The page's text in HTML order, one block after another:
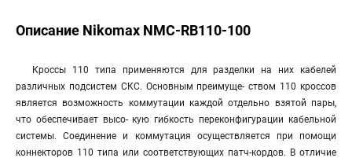
Описание Nikomax NMC-RB110-100
Кроссы 110 типа применяются для разделки на них кабелей
различных подсистем СКС. Основным преимуще- ством 110 кроссов
является возможность коммутации каждой отдельно взятой пары,
что обеспечивает высо- кую гибкость переконфигурации кабельной
системы. Соединение и коммутация осуществляется при помощи
коннекторов 110 типа или соответствующих патч-кордов. В отличие